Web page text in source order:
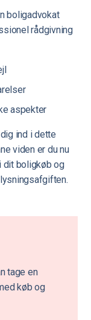
boligadvokat
rådgivning
aspekter
ind i dette
viden er du nu
dit boligkøb og
tage en
køb og